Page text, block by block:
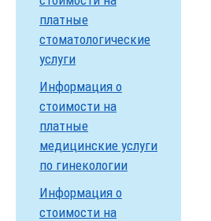
платные
стоматологические
услуги
Информация о
стоимости на
платные
медицинские услуги
по гинекологии
Информация о
стоимости на